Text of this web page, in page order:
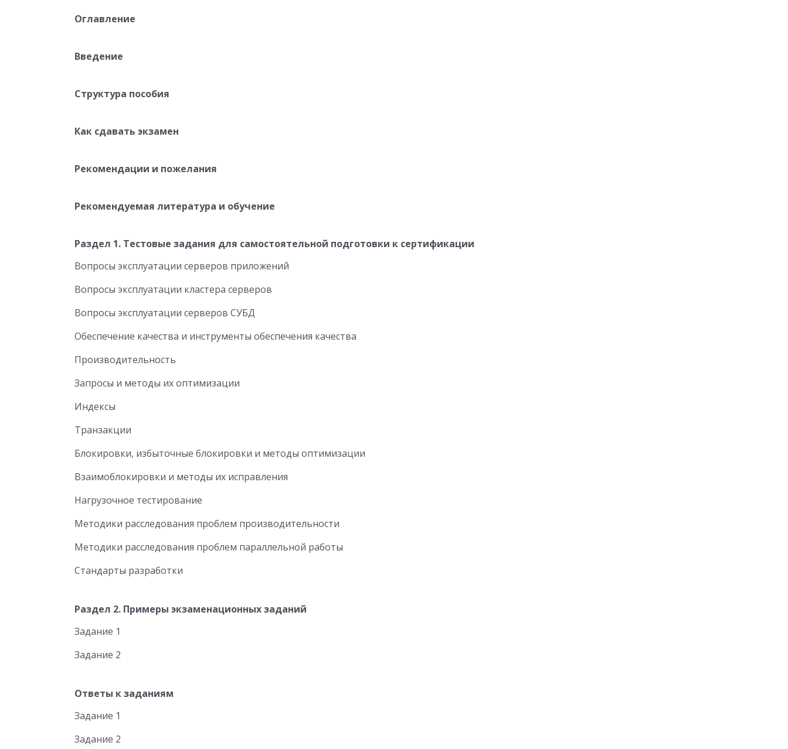
Оглавление
Введение
Структура пособия
Как сдавать экзамен
Рекомендации и пожелания
Рекомендуемая литература и обучение
Раздел 1. Тестовые задания для самостоятельной подготовки к сертификации
Вопросы эксплуатации серверов приложений
Вопросы эксплуатации кластера серверов
Вопросы эксплуатации серверов СУБД
Обеспечение качества и инструменты обеспечения качества
Производительность
Запросы и методы их оптимизации
Индексы
Транзакции
Блокировки, избыточные блокировки и методы оптимизации
Взаимоблокировки и методы их исправления
Нагрузочное тестирование
Методики расследования проблем производительности
Методики расследования проблем параллельной работы
Стандарты разработки
Раздел 2. Примеры экзаменационных заданий
Задание 1
Задание 2
Ответы к заданиям
Задание 1
Задание 2